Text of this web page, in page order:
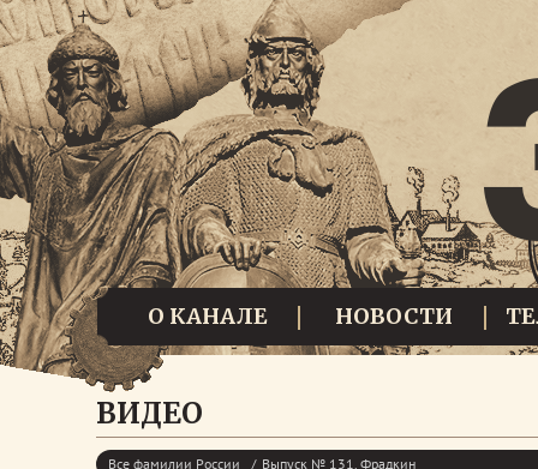
О КАНАЛЕ НОВОСТИ
ВИДЕО
Все фамилии России Выпуск № 131. Фрадкин